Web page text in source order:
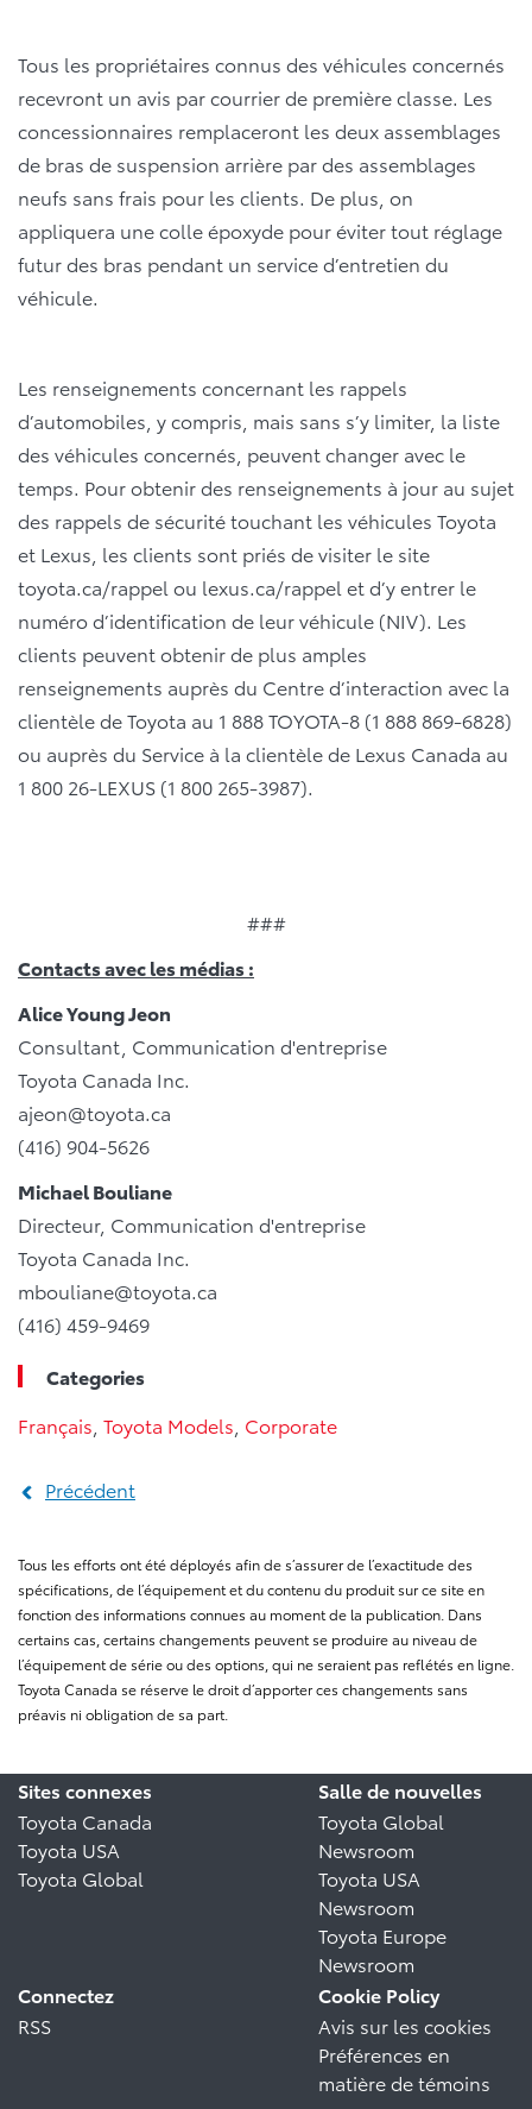
Tous les propriétaires connus des véhicules concernés
recevront un avis par courrier de première classe. Les
concessionnaires remplaceront les deux assemblages
de bras de suspension arrière par des assemblages
neufs sans frais pour les clients. De plus, on
appliquera une colle époxyde pour éviter tout réglage
futur des bras pendant un service d’entretien du
véhicule.
Les renseignements concernant les rappels
d’automobiles, y compris, mais sans s’y limiter, la liste
des véhicules concernés, peuvent changer avec le
temps. Pour obtenir des renseignements à jour au sujet
des rappels de sécurité touchant les véhicules Toyota
et Lexus, les clients sont priés de visiter le site
toyota.ca/rappel ou lexus.ca/rappel et d’y entrer le
numéro d’identification de leur véhicule (NIV). Les
clients peuvent obtenir de plus amples
renseignements auprès du Centre d’interaction avec la
clientèle de Toyota au 1 888 TOYOTA-8 (1 888 869-6828)
ou auprès du Service à la clientèle de Lexus Canada au
1 800 26-LEXUS (1 800 265-3987).
###
Contacts avec les médias :
Alice Young Jeon
Consultant, Communication d'entreprise
Toyota Canada Inc.
ajeon@toyota.ca
(416) 904-5626
Michael Bouliane
Directeur, Communication d'entreprise
Toyota Canada Inc.
mbouliane@toyota.ca
(416) 459-9469
Categories
Français Toyota Models Corporate
Précédent
Tous les efforts ont été déployés afin de s’assurer de l’exactitude des
spécifications, de l’équipement et du contenu du produit sur ce site en
fonction des informations connues au moment de la publication. Dans
certains cas, certains changements peuvent se produire au niveau de
l’équipement de série ou des options, qui ne seraient pas reflétés en ligne.
Toyota Canada se réserve le droit d’apporter ces changements sans
préavis ni obligation de sa part.
Sites connexes
Toyota Canada
Toyota USA
Toyota Global
Salle de nouvelles
Toyota Global
Newsroom
Toyota USA
Newsroom
Toyota Europe
Newsroom
Connectez
RSS
Cookie Policy
Avis sur les cookies
Préférences en
matière de témoins